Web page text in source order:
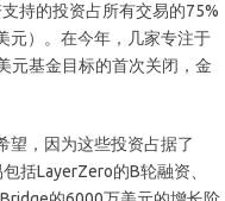
持的投资占所有交易的75%
元）。在今年，几家专注于
元基金目标的首次关闭，金
望，因为这些投资占据了
括LayerZero的B轮融资、